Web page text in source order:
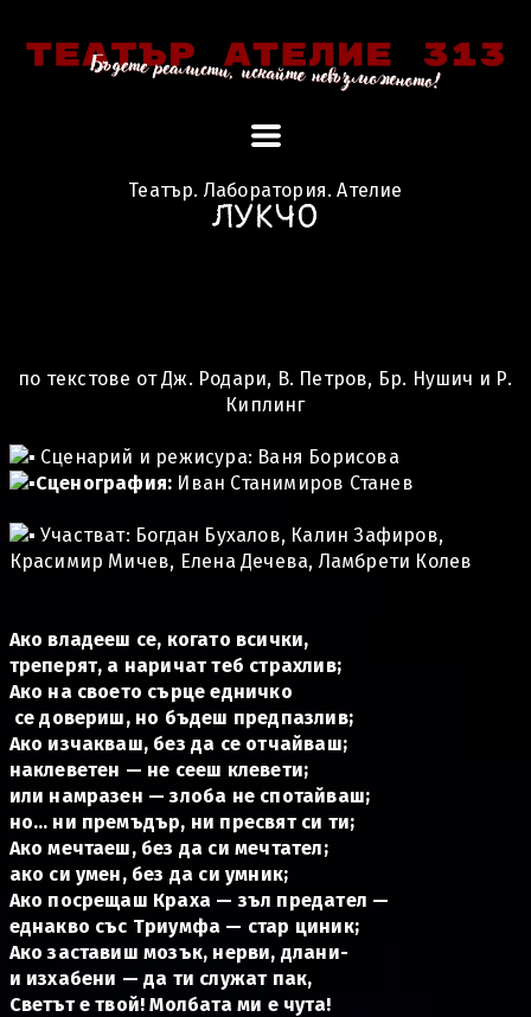
Театър. Лаборатория. Ателие
ЛУКЧО
по текстове от Дж. Родари, В. Петров, Бр. Нушич и Р.
Киплинг
Сценарий и режисура: Ваня Борисова
Сценография: Иван Станимиров Станев
Участват: Богдан Бухалов, Калин Зафиров,
Красимир Мичев, Елена Дечева, Ламбрети Колев
Ако владееш се, когато всички,
треперят, а наричат теб страхлив;
Ако на своето сърце едничко
се довериш, но бъдеш предпазлив;
Ако изчакваш, без да се отчайваш;
наклеветен — не сееш клевети;
или намразен — злоба не спотайваш;
но… ни премъдър, ни пресвят си ти;
Ако мечтаеш, без да си мечтател;
ако си умен, без да си умник;
Ако посрещаш Краха — зъл предател —
еднакво със Триумфа — стар циник;
Ако заставиш мозък, нерви, длани-
и изхабени — да ти служат пак,
Светът е твой! Молбата ми е чута!